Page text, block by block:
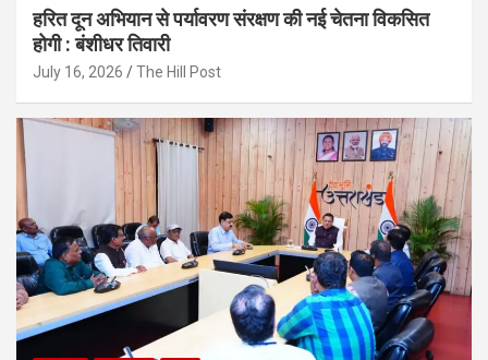
हरित दून अभियान से पर्यावरण संरक्षण की नई चेतना विकसित
होगी : बंशीधर तिवारी
July 16, 2026 The Hill Post